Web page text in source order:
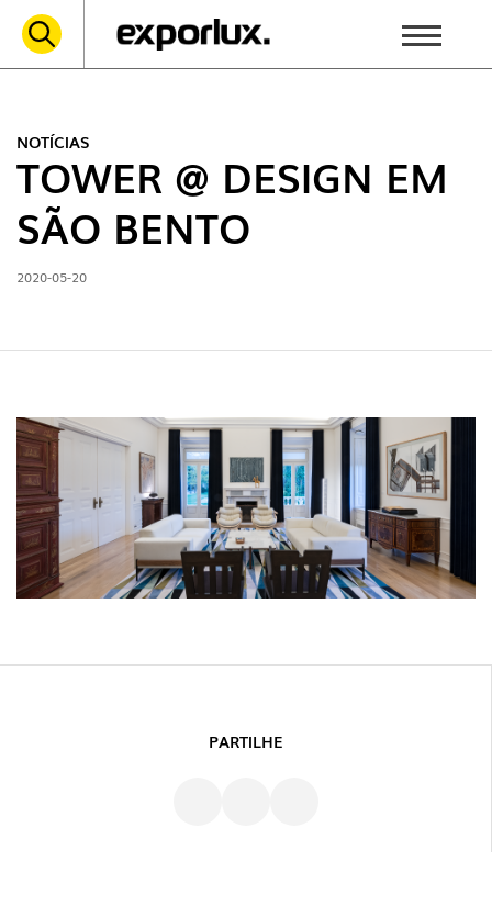
NOTÍCIAS
TOWER @ DESIGN EM
SÃO BENTO
2020-05-20
PARTILHE